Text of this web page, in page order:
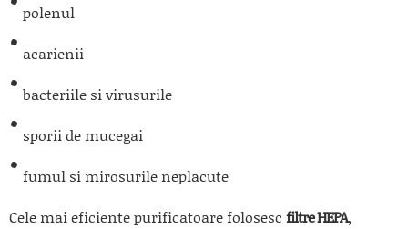
polenul
acarienii
bacteriile si virusurile
sporii de mucegai
fumul si mirosurile neplacute
Cele mai eficiente purificatoare folosesc filtre HEPA,